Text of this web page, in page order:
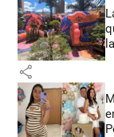
share